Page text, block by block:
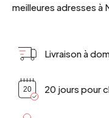
meilleures adresses à
Livraison à
20 jours pour